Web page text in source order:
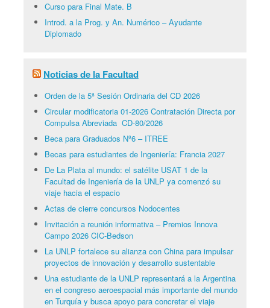
Curso para Final Mate. B
Introd. a la Prog. y An. Numérico – Ayudante
Diplomado
Noticias de la Facultad
Orden de la 5ª Sesión Ordinaria del CD 2026
Circular modificatoria 01-2026 Contratación Directa por
Compulsa Abreviada CD-80/2026
Beca para Graduados Nº6 – ITREE
Becas para estudiantes de Ingeniería: Francia 2027
De La Plata al mundo: el satélite USAT 1 de la
Facultad de Ingeniería de la UNLP ya comenzó su
viaje hacia el espacio
Actas de cierre concursos Nodocentes
Invitación a reunión informativa – Premios Innova
Campo 2026 CIC-Bedson
La UNLP fortalece su alianza con China para impulsar
proyectos de innovación y desarrollo sustentable
Una estudiante de la UNLP representará a la Argentina
en el congreso aeroespacial más importante del mundo
en Turquía y busca apoyo para concretar el viaje